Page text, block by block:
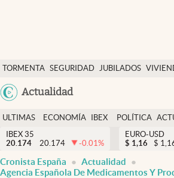
TORMENTA SEGURIDAD JUBILADOS
Actualidad
Economía y finanzas
Política
Actualidad
Criptomonedas
España
ULTIMAS
NOTICIAS
ECONOMÍA
FINANZAS
IBEX
EURO
POLÍTICA
IBEX 35
20.174
20.174 -0.01%
EURO-USD
$ 1,16 $
Cronista España
Actualidad
Agencia Española De Medicamentos Y